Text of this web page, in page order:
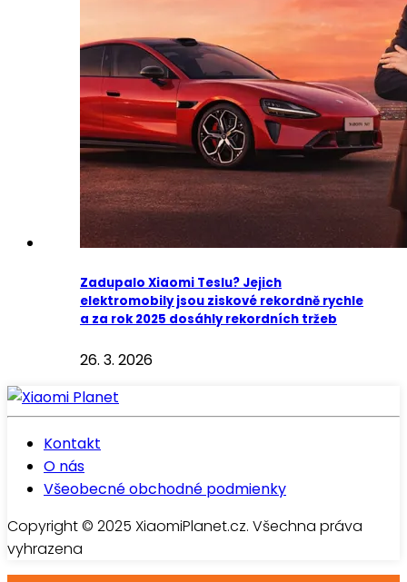
Zadupalo Xiaomi Teslu? Jejich
elektromobily jsou ziskové rekordně rychle
a za rok 2025 dosáhly rekordních tržeb
26. 3. 2026
Kontakt
O nás
Všeobecné obchodné podmienky
Copyright © 2025 XiaomiPlanet.cz. Všechna práva
vyhrazena